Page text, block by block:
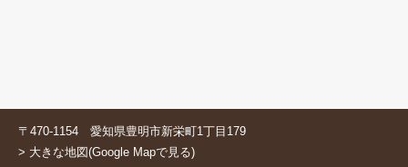
〒470-1154 愛知県豊明市新栄町1丁目179
> 大きな地図(Google Mapで見る)